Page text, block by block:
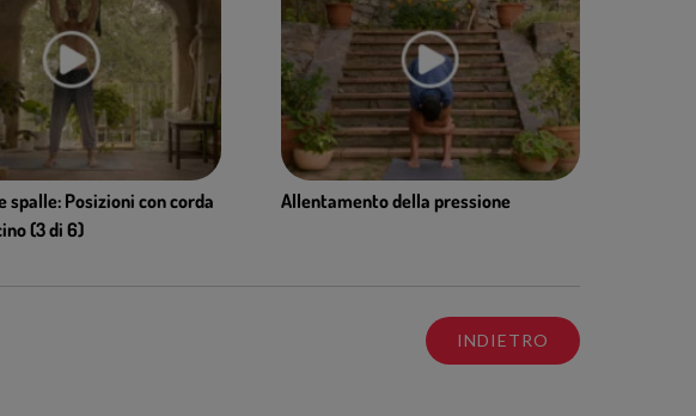
spalle: Posizioni con corda
(3 di 6)
Allentamento della pressione
INDIETRO